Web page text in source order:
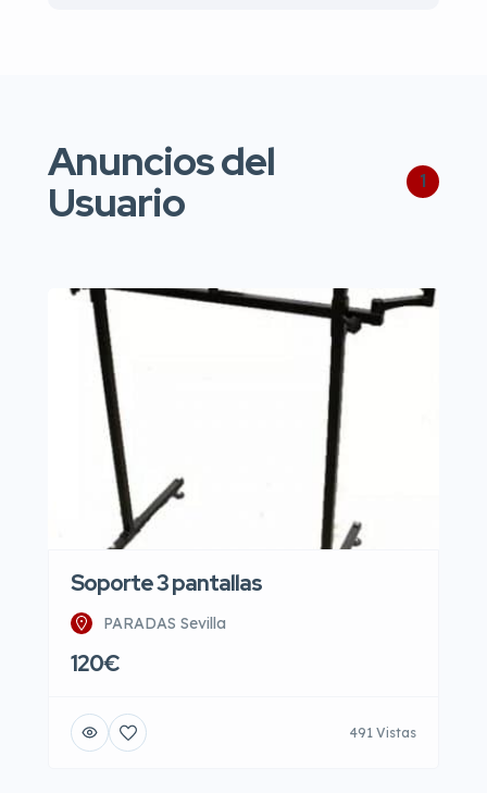
Anuncios del
Usuario 1
Soporte 3 pantallas
PARADAS Sevilla
120€
491 Vistas